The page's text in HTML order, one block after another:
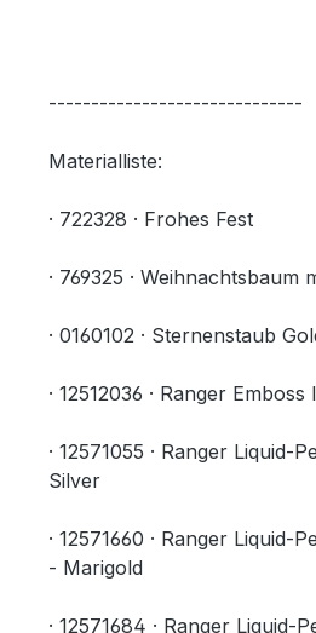
------------------------------
Materialliste:
· 722328 · Frohes Fest
· 769325 · Weihnachtsbaum
· 0160102 · Sternenstaub
· 12512036 · Ranger
· 12571055 · Ranger Liquid-
Silver
· 12571660 · Ranger Liquid-
- Marigold
· 12571684 · Ranger Liquid-